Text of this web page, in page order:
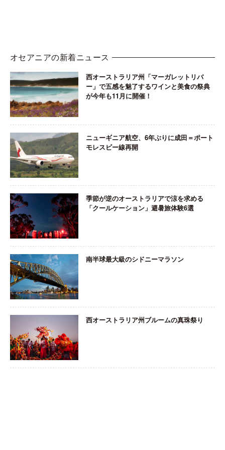
オセアニアの新着ニュース
西オーストラリア州「マーガレットリバ
ー」で五感を魅了するワインと美食の祭典
が今年も11月に開催！
ニューギニア航空、6年ぶりに成田＝ポート
モレスビー線再開
季節が逆のオーストラリアで涼を求める
「クールケーション」避暑旅体験6選
南半球最大級のシドニーマラソン
西オーストラリア州ブルームの真珠祭り